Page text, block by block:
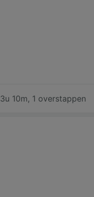
3u 10m, 1 overstappen